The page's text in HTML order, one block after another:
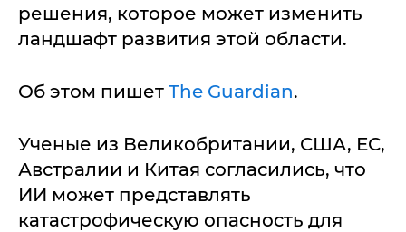
решения, которое может изменить
ландшафт развития этой области.
Об этом пишет The Guardian.
Ученые из Великобритании, США, ЕС,
Австралии и Китая согласились, что
ИИ может представлять
катастрофическую опасность для